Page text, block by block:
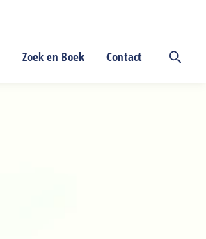
Zoek en Boek Contact